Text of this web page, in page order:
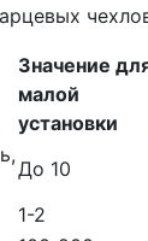
Значение
малой
установки
До 10
1-2